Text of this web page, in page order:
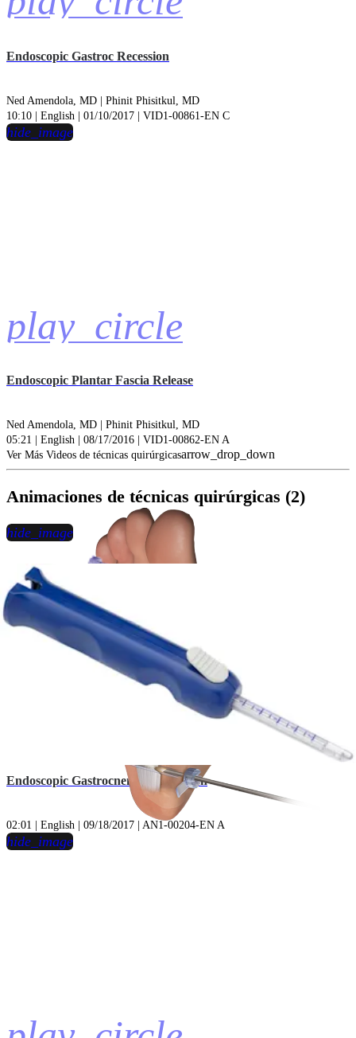
Endoscopic Gastroc Recession
Ned Amendola, MD | Phinit Phisitkul, MD
10:10 | English | 01/10/2017 | VID1-00861-EN C
play_circle
hide_image
Endoscopic Plantar Fascia Release
Ned Amendola, MD | Phinit Phisitkul, MD
05:21 | English | 08/17/2016 | VID1-00862-EN A
Ver Más Videos de técnicas quirúrgicasarrow_drop_down
Animaciones de técnicas quirúrgicas (2)
hide_image
Endoscopic Gastrocnemius Recession
02:01 | English | 09/18/2017 | AN1-00204-EN A
hide_image